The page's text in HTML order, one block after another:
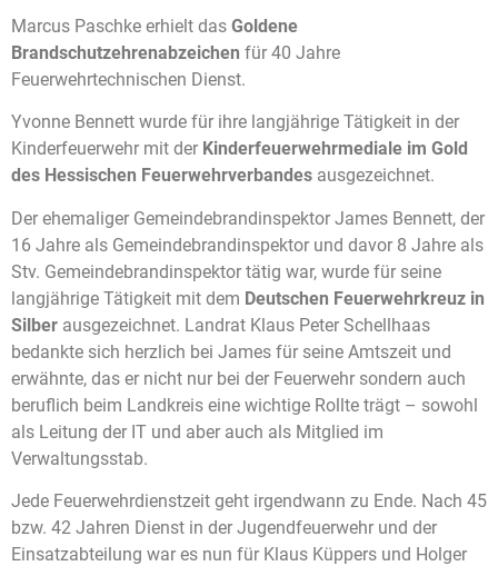
Marcus Paschke erhielt das Goldene
Brandschutzehrenabzeichen für 40 Jahre
Feuerwehrtechnischen Dienst.
Yvonne Bennett wurde für ihre langjährige Tätigkeit in der
Kinderfeuerwehr mit der Kinderfeuerwehrmediale im Gold
des Hessischen Feuerwehrverbandes ausgezeichnet.
Der ehemaliger Gemeindebrandinspektor James Bennett, der
16 Jahre als Gemeindebrandinspektor und davor 8 Jahre als
Stv. Gemeindebrandinspektor tätig war, wurde für seine
langjährige Tätigkeit mit dem Deutschen Feuerwehrkreuz in
Silber ausgezeichnet. Landrat Klaus Peter Schellhaas
bedankte sich herzlich bei James für seine Amtszeit und
erwähnte, das er nicht nur bei der Feuerwehr sondern auch
beruflich beim Landkreis eine wichtige Rollte trägt – sowohl
als Leitung der IT und aber auch als Mitglied im
Verwaltungsstab.
Jede Feuerwehrdienstzeit geht irgendwann zu Ende. Nach 45
bzw. 42 Jahren Dienst in der Jugendfeuerwehr und der
Einsatzabteilung war es nun für Klaus Küppers und Holger